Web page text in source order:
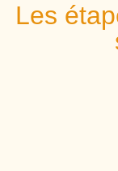
Les